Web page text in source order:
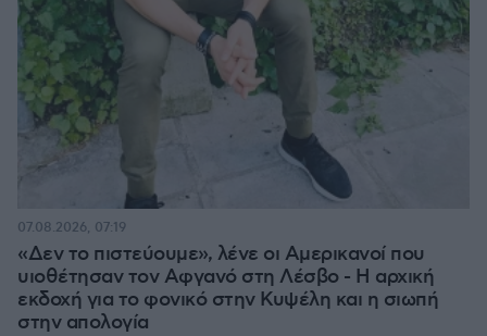
«Δεν το πιστεύουμε», λένε οι Αμερικανοί που
υιοθέτησαν τον Αφγανό στη Λέσβο - Η αρχική
εκδοχή για το φονικό στην Κυψέλη και η σιωπή
στην απολογία
07.08.2026, 07:19